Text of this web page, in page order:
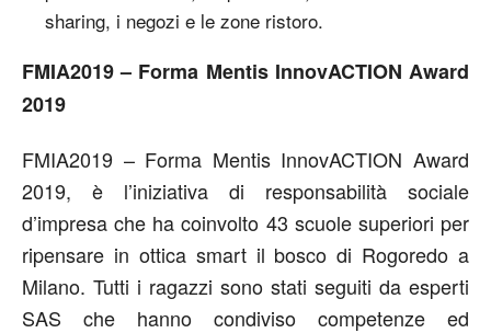
sharing, i negozi e le zone ristoro.
FMIA2019 – Forma Mentis InnovACTION Award
2019
FMIA2019 – Forma Mentis InnovACTION Award
2019, è l’iniziativa di responsabilità sociale
d’impresa che ha coinvolto 43 scuole superiori per
ripensare in ottica smart il bosco di Rogoredo a
Milano. Tutti i ragazzi sono stati seguiti da esperti
SAS che hanno condiviso competenze ed